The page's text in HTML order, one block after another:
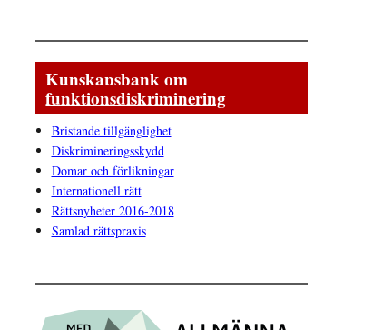
Kunskapsbank om
funktionsdiskriminering
Bristande tillgänglighet
Diskrimineringsskydd
Domar och förlikningar
Internationell rätt
Rättsnyheter 2016-2018
Samlad rättspraxis